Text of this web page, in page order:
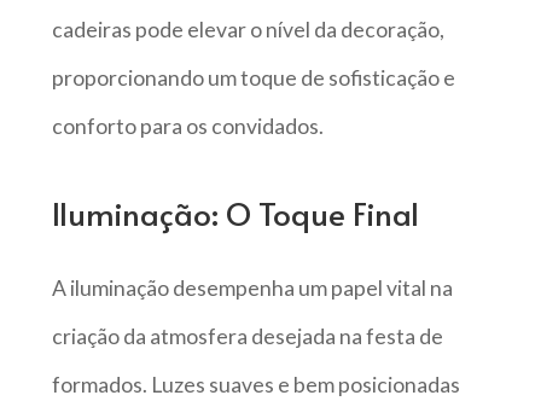
cadeiras pode elevar o nível da decoração,
proporcionando um toque de sofisticação e
conforto para os convidados.
Iluminação: O Toque Final
A iluminação desempenha um papel vital na
criação da atmosfera desejada na festa de
formados. Luzes suaves e bem posicionadas